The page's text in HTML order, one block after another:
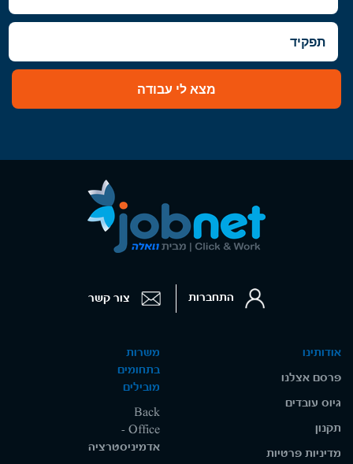
מצא לי עבודה
אודותינו
פרסם אצלנו
גיוס עובדים
תקנון
מדיניות פרטיות
משרות
בתחומים
מובילים
Back
Office -
אדמיניסטרציה